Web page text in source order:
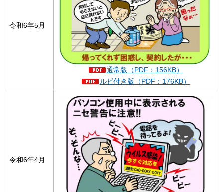
令和6年5月
通常版（PDF：156KB）
ルビ付き版（PDF：176KB）
令和6年4月